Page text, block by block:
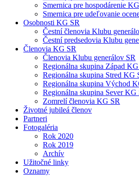
Smernica pre hospodárenie
Smernica pre udeľovanie
Osobnosti KG SR
Čestní členovia Klubu
Čestní predsedovia Klubu
Členovia KG SR
Členovia Klubu generálov SR
Regionálna skupina Západ
Regionálna skupina Stred KG
Regionálna skupina Východ
Regionálna skupina Sever KG
Zomrelí členovia KG SR
Životné jubileá členov
Partneri
Fotogaléria
Rok 2020
Rok 2019
Archív
Užitočné linky
Oznamy